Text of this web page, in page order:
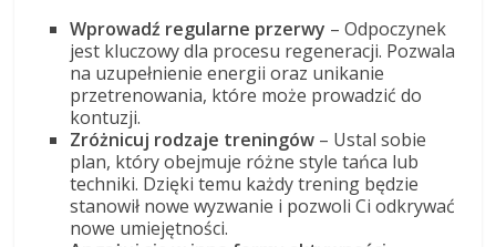
Wprowadź regularne przerwy – Odpoczynek
jest kluczowy dla procesu regeneracji. Pozwala
na uzupełnienie energii oraz unikanie
przetrenowania, które może prowadzić do
kontuzji.
Zróżnicuj rodzaje treningów – Ustal sobie
plan, który obejmuje różne style tańca lub
techniki. Dzięki temu każdy trening będzie
stanowił nowe wyzwanie i pozwoli Ci odkrywać
nowe umiejętności.